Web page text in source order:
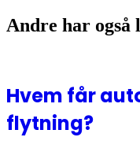
Andre har også
Hvem får
flytning?